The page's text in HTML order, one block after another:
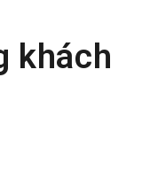
khách